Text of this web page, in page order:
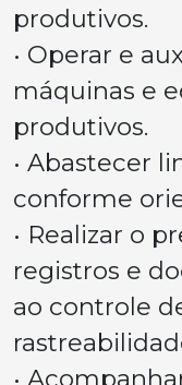
produtivos.
• Operar e
máquinas e
produtivos.
• Abastecer
conforme
• Realizar o
registros e
ao controle
•